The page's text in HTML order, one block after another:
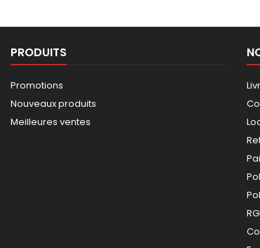
PRODUITS
Promotions
Nouveaux produits
Meilleures ventes